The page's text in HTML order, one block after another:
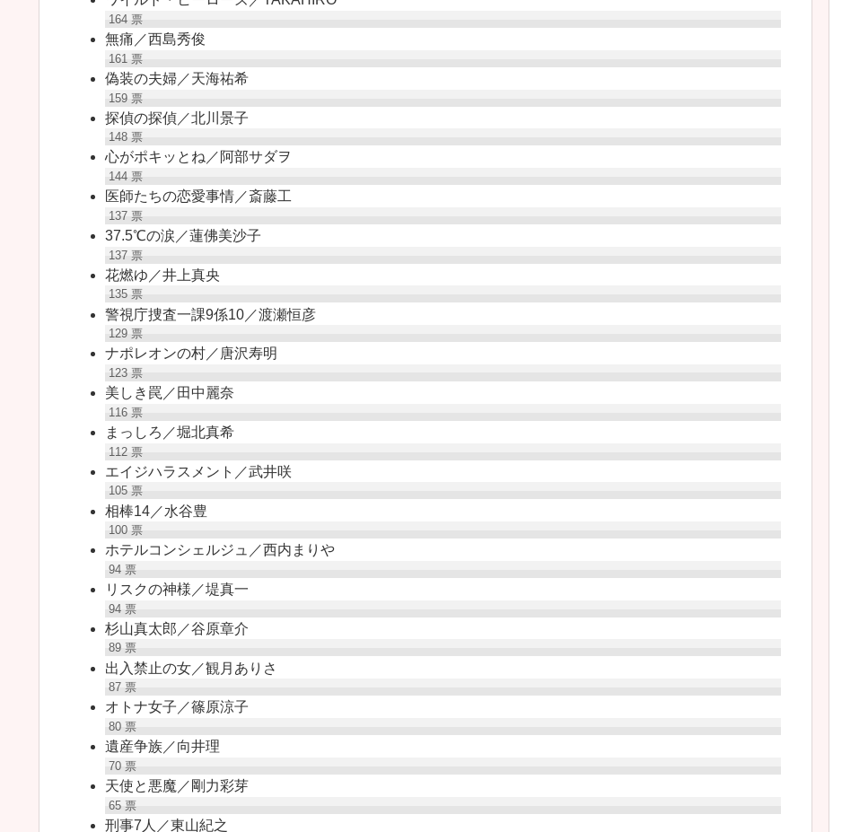
164票
無痛／西島秀俊
161票
偽装の夫婦／天海祐希
159票
探偵の探偵／北川景子
148票
心がポキッとね／阿部サダヲ
144票
医師たちの恋愛事情／斎藤工
137票
37.5℃の涙／蓮佛美沙子
137票
花燃ゆ／井上真央
135票
警視庁捜査一課9係10／渡瀬恒彦
129票
ナポレオンの村／唐沢寿明
123票
美しき罠／田中麗奈
116票
まっしろ／堀北真希
112票
エイジハラスメント／武井咲
105票
相棒14／水谷豊
100票
ホテルコンシェルジュ／西内まりや
94票
リスクの神様／堤真一
94票
杉山真太郎／谷原章介
89票
出入禁止の女／観月ありさ
87票
オトナ女子／篠原涼子
80票
遺産争族／向井理
70票
天使と悪魔／剛力彩芽
65票
刑事7人／東山紀之